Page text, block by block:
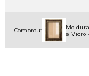
Comprou:
e Vidro